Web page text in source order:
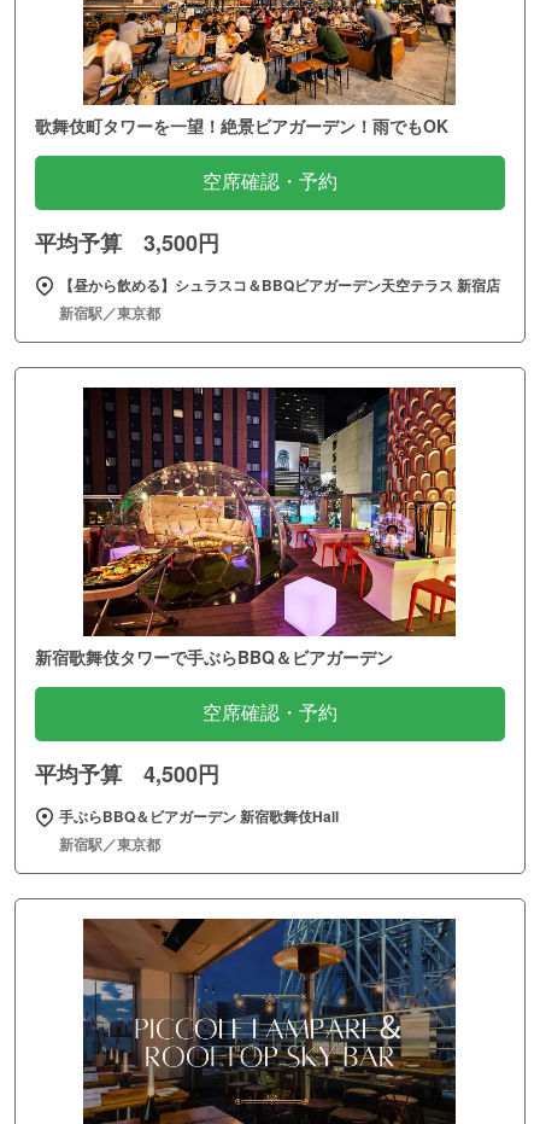
歌舞伎町タワーを一望！絶景ビアガーデン！雨でもOK
空席確認・予約
平均予算 3,500円
【昼から飲める】シュラスコ＆BBQビアガーデン天空テラス 新宿店
新宿駅／東京都
新宿歌舞伎タワーで手ぶらBBQ＆ビアガーデン
空席確認・予約
平均予算 4,500円
手ぶらBBQ＆ビアガーデン 新宿歌舞伎Hall
新宿駅／東京都